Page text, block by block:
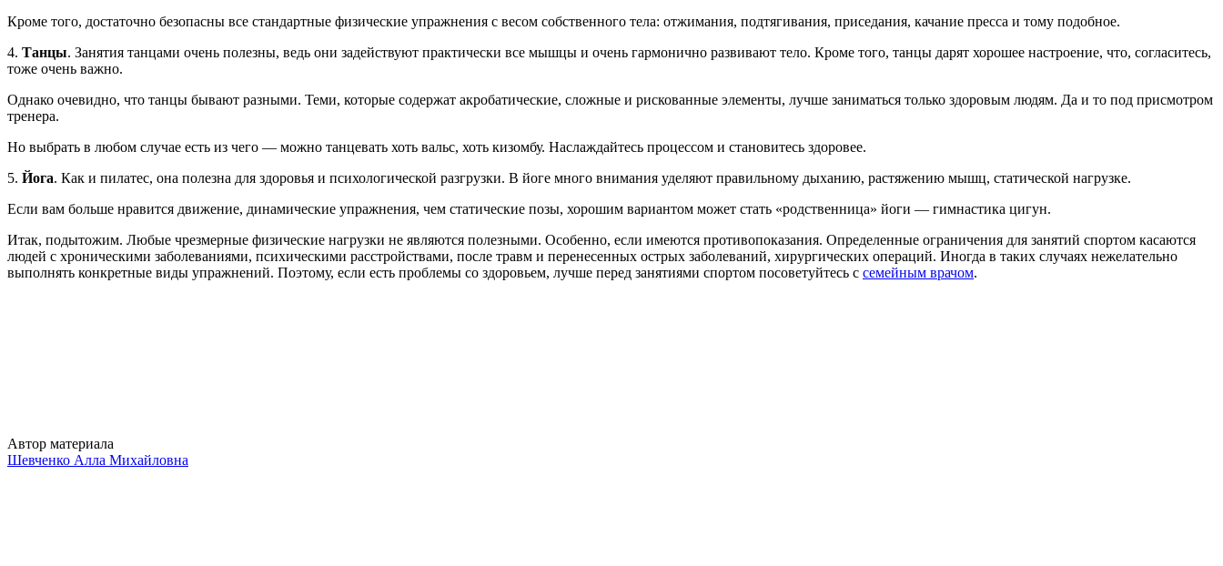
Кроме того, достаточно безопасны все стандартные физические упражнения с весом собственного тела: отжимания, подтягивания, приседания, качание пресса и тому подобное.
4. Танцы. Занятия танцами очень полезны, ведь они задействуют практически все мышцы и очень гармонично развивают тело. Кроме того, танцы дарят хорошее настроение, что, согласитесь,
тоже очень важно.
Однако очевидно, что танцы бывают разными. Теми, которые содержат акробатические, сложные и рискованные элементы, лучше заниматься только здоровым людям. Да и то под присмотром
тренера.
Но выбрать в любом случае есть из чего — можно танцевать хоть вальс, хоть кизомбу. Наслаждайтесь процессом и становитесь здоровее.
5. Йога. Как и пилатес, она полезна для здоровья и психологической разгрузки. В йоге много внимания уделяют правильному дыханию, растяжению мышц, статической нагрузке.
Если вам больше нравится движение, динамические упражнения, чем статические позы, хорошим вариантом может стать «родственница» йоги — гимнастика цигун.
Итак, подытожим. Любые чрезмерные физические нагрузки не являются полезными. Особенно, если имеются противопоказания. Определенные ограничения для занятий спортом касаются
людей с хроническими заболеваниями, психическими расстройствами, после травм и перенесенных острых заболеваний, хирургических операций. Иногда в таких случаях нежелательно
выполнять конкретные виды упражнений. Поэтому, если есть проблемы со здоровьем, лучше перед занятиями спортом посоветуйтесь с семейным врачом.
Автор материала
Шевченко Алла Михайловна